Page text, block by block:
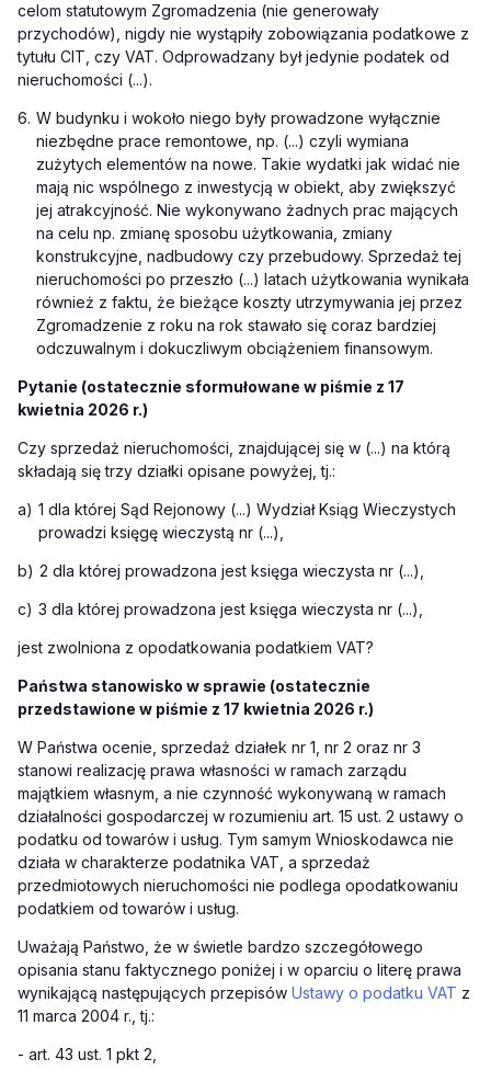
celom statutowym Zgromadzenia (nie generowały
przychodów), nigdy nie wystąpiły zobowiązania podatkowe z
tytułu CIT, czy VAT. Odprowadzany był jedynie podatek od
nieruchomości (...).
6. W budynku i wokoło niego były prowadzone wyłącznie
niezbędne prace remontowe, np. (...) czyli wymiana
zużytych elementów na nowe. Takie wydatki jak widać nie
mają nic wspólnego z inwestycją w obiekt, aby zwiększyć
jej atrakcyjność. Nie wykonywano żadnych prac mających
na celu np. zmianę sposobu użytkowania, zmiany
konstrukcyjne, nadbudowy czy przebudowy. Sprzedaż tej
nieruchomości po przeszło (...) latach użytkowania wynikała
również z faktu, że bieżące koszty utrzymywania jej przez
Zgromadzenie z roku na rok stawało się coraz bardziej
odczuwalnym i dokuczliwym obciążeniem finansowym.
Pytanie (ostatecznie sformułowane w piśmie z 17
kwietnia 2026 r.)
Czy sprzedaż nieruchomości, znajdującej się w (...) na którą
składają się trzy działki opisane powyżej, tj.:
a) 1 dla której Sąd Rejonowy (...) Wydział Ksiąg Wieczystych
prowadzi księgę wieczystą nr (...),
b) 2 dla której prowadzona jest księga wieczysta nr (...),
c) 3 dla której prowadzona jest księga wieczysta nr (...),
jest zwolniona z opodatkowania podatkiem VAT?
Państwa stanowisko w sprawie (ostatecznie
przedstawione w piśmie z 17 kwietnia 2026 r.)
W Państwa ocenie, sprzedaż działek nr 1, nr 2 oraz nr 3
stanowi realizację prawa własności w ramach zarządu
majątkiem własnym, a nie czynność wykonywaną w ramach
działalności gospodarczej w rozumieniu art. 15 ust. 2 ustawy o
podatku od towarów i usług. Tym samym Wnioskodawca nie
działa w charakterze podatnika VAT, a sprzedaż
przedmiotowych nieruchomości nie podlega opodatkowaniu
podatkiem od towarów i usług.
Uważają Państwo, że w świetle bardzo szczegółowego
opisania stanu faktycznego poniżej i w oparciu o literę prawa
wynikającą następujących przepisów Ustawy o podatku VAT z
11 marca 2004 r., tj.:
- art. 43 ust. 1 pkt 2,